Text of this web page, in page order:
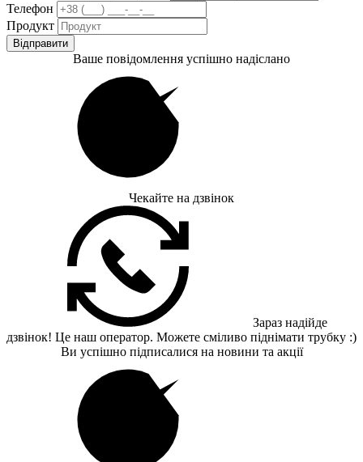
Телефон
Продукт
Відправити
Ваше повідомлення успішно надіслано
Чекайте на дзвінок
Зараз надійде
дзвінок! Це наш оператор. Можете сміливо піднімати трубку :)
Ви успішно підписалися на новини та акції